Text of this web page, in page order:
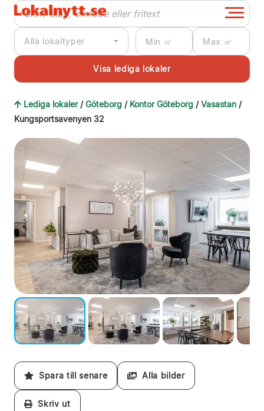
Alla lokaltyper
Lediga lokaler /Göteborg / Kontor Göteborg /Vasastan /
Kungsportsavenyen 32
Spara till senare Alla bilder
Skriv ut